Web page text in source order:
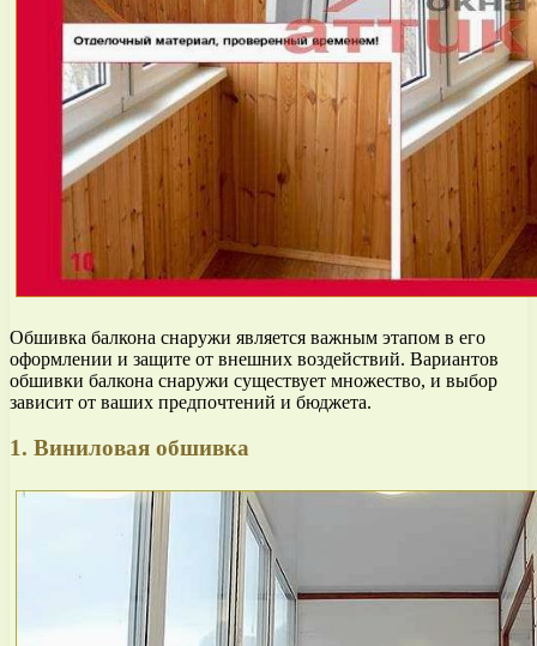
Обшивка балкона снаружи является важным этапом в его
оформлении и защите от внешних воздействий. Вариантов
обшивки балкона снаружи существует множество, и выбор
зависит от ваших предпочтений и бюджета.
1. Виниловая обшивка